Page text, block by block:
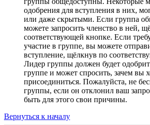
одобрения для вступления в них,
или даже скрытыми. Если группа
можете запросить членство в ней,
соответствующей кнопке. Если
участие в группе, вы можете
вступление, щёлкнув по
Лидер группы должен будет
группе и может спросить, зачем вы
присоединиться. Пожалуйста, не
группы, если он отклонил ваш
быть для этого свои причины.
Вернуться к началу